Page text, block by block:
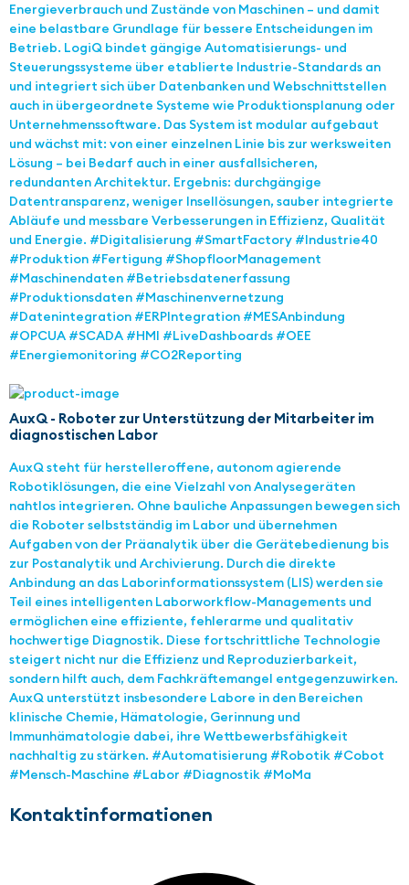
Energieverbrauch und Zustände von Maschinen – und damit
eine belastbare Grundlage für bessere Entscheidungen im
Betrieb. LogiQ bindet gängige Automatisierungs- und
Steuerungssysteme über etablierte Industrie-Standards an
und integriert sich über Datenbanken und Webschnittstellen
auch in übergeordnete Systeme wie Produktionsplanung oder
Unternehmenssoftware. Das System ist modular aufgebaut
und wächst mit: von einer einzelnen Linie bis zur werksweiten
Lösung – bei Bedarf auch in einer ausfallsicheren,
redundanten Architektur. Ergebnis: durchgängige
Datentransparenz, weniger Insellösungen, sauber integrierte
Abläufe und messbare Verbesserungen in Effizienz, Qualität
und Energie. #Digitalisierung #SmartFactory #Industrie40
#Produktion #Fertigung #ShopfloorManagement
#Maschinendaten #Betriebsdatenerfassung
#Produktionsdaten #Maschinenvernetzung
#Datenintegration #ERPIntegration #MESAnbindung
#OPCUA #SCADA #HMI #LiveDashboards #OEE
#Energiemonitoring #CO2Reporting
AuxQ - Roboter zur Unterstützung der Mitarbeiter im
diagnostischen Labor
AuxQ steht für herstelleroffene, autonom agierende
Robotiklösungen, die eine Vielzahl von Analysegeräten
nahtlos integrieren. Ohne bauliche Anpassungen bewegen sich
die Roboter selbstständig im Labor und übernehmen
Aufgaben von der Präanalytik über die Gerätebedienung bis
zur Postanalytik und Archivierung. Durch die direkte
Anbindung an das Laborinformationssystem (LIS) werden sie
Teil eines intelligenten Laborworkflow-Managements und
ermöglichen eine effiziente, fehlerarme und qualitativ
hochwertige Diagnostik. Diese fortschrittliche Technologie
steigert nicht nur die Effizienz und Reproduzierbarkeit,
sondern hilft auch, dem Fachkräftemangel entgegenzuwirken.
AuxQ unterstützt insbesondere Labore in den Bereichen
klinische Chemie, Hämatologie, Gerinnung und
Immunhämatologie dabei, ihre Wettbewerbsfähigkeit
nachhaltig zu stärken. #Automatisierung #Robotik #Cobot
#Mensch-Maschine #Labor #Diagnostik #MoMa
Kontaktinformationen